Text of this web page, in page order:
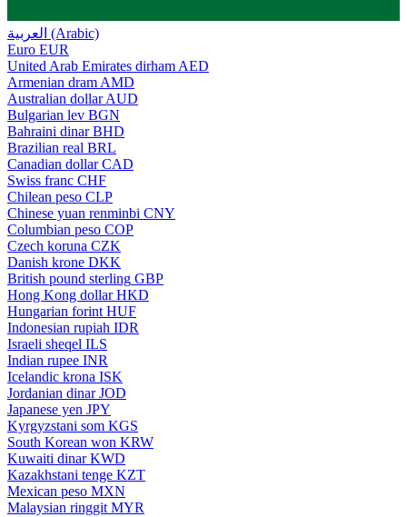
العربية (Arabic)
Euro EUR
United Arab Emirates dirham AED
Armenian dram AMD
Australian dollar AUD
Bulgarian lev BGN
Bahraini dinar BHD
Brazilian real BRL
Canadian dollar CAD
Swiss franc CHF
Chilean peso CLP
Chinese yuan renminbi CNY
Columbian peso COP
Czech koruna CZK
Danish krone DKK
British pound sterling GBP
Hong Kong dollar HKD
Hungarian forint HUF
Indonesian rupiah IDR
Israeli sheqel ILS
Indian rupee INR
Icelandic krona ISK
Jordanian dinar JOD
Japanese yen JPY
Kyrgyzstani som KGS
South Korean won KRW
Kuwaiti dinar KWD
Kazakhstani tenge KZT
Mexican peso MXN
Malaysian ringgit MYR